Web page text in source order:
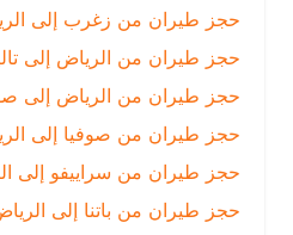
حجز طيران من زغرب إلى الرياض
|
حجز طيران من الرياض إلى تالين
|
حجز طيران من الرياض إلى صوفيا
|
حجز طيران من صوفيا إلى الرياض
|
حجز طيران من سراييفو إلى الرياض
حجز طيران من باتنا إلى الرياض
|